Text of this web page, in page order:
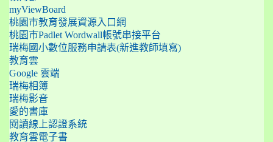
myViewBoard
桃園市教育發展資源入口網
桃園市Padlet Wordwall帳號串接平台
瑞梅國小數位服務申請表(新進教師填寫)
教育雲
Google 雲端
瑞梅相簿
瑞梅影音
愛的書庫
閱讀線上認證系統
教育雲電子書